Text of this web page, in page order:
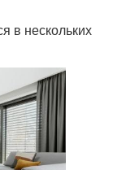
в нескольких